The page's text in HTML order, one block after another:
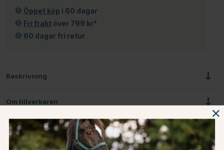
Öppet köp i 60 dagar
Fri frakt över 799 kr*
60 dagar fri retur
Beskrivning
Om tillverkaren
Omdömen